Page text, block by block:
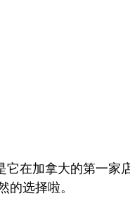
它在加拿大的第一家
的选择啦。